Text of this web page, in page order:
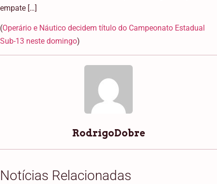
empate […]
(Operário e Náutico decidem título do Campeonato Estadual
Sub-13 neste domingo)
RodrigoDobre
Notícias Relacionadas